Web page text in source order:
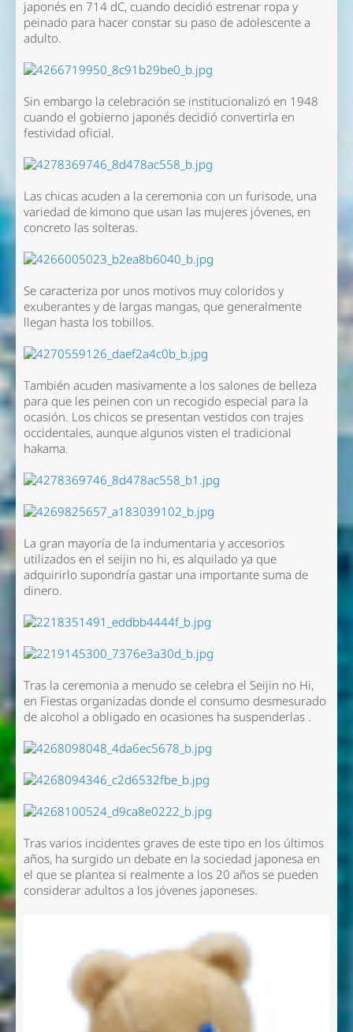
japonés en 714 dC, cuando decidió estrenar ropa y
peinado para hacer constar su paso de adolescente a
adulto.
Sin embargo la celebración se institucionalizó en 1948
cuando el gobierno japonés decidió convertirla en
festividad oficial.
Las chicas acuden a la ceremonia con un furisode, una
variedad de kimono que usan las mujeres jóvenes, en
concreto las solteras.
Se caracteriza por unos motivos muy coloridos y
exuberantes y de largas mangas, que generalmente
llegan hasta los tobillos.
También acuden masivamente a los salones de belleza
para que les peinen con un recogido especial para la
ocasión. Los chicos se presentan vestidos con trajes
occidentales, aunque algunos visten el tradicional
hakama.
La gran mayoría de la indumentaria y accesorios
utilizados en el seijin no hi, es alquilado ya que
adquirirlo supondría gastar una importante suma de
dinero.
Tras la ceremonia a menudo se celebra el Seijin no Hi,
en Fiestas organizadas donde el consumo desmesurado
de alcohol a obligado en ocasiones ha suspenderlas .
Tras varios incidentes graves de este tipo en los últimos
años, ha surgido un debate en la sociedad japonesa en
el que se plantea si realmente a los 20 años se pueden
considerar adultos a los jóvenes japoneses.